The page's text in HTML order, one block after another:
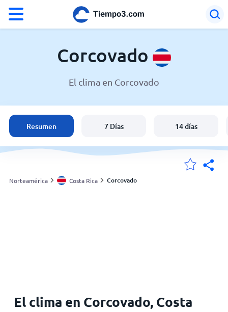
El clima en Corcovado
Costa Rica
España
Argentina
Corcovado
El clima en Corcovado
Resumen 7 Días 14 días
Norteamérica Costa Rica Corcovado
El clima en Corcovado, Costa